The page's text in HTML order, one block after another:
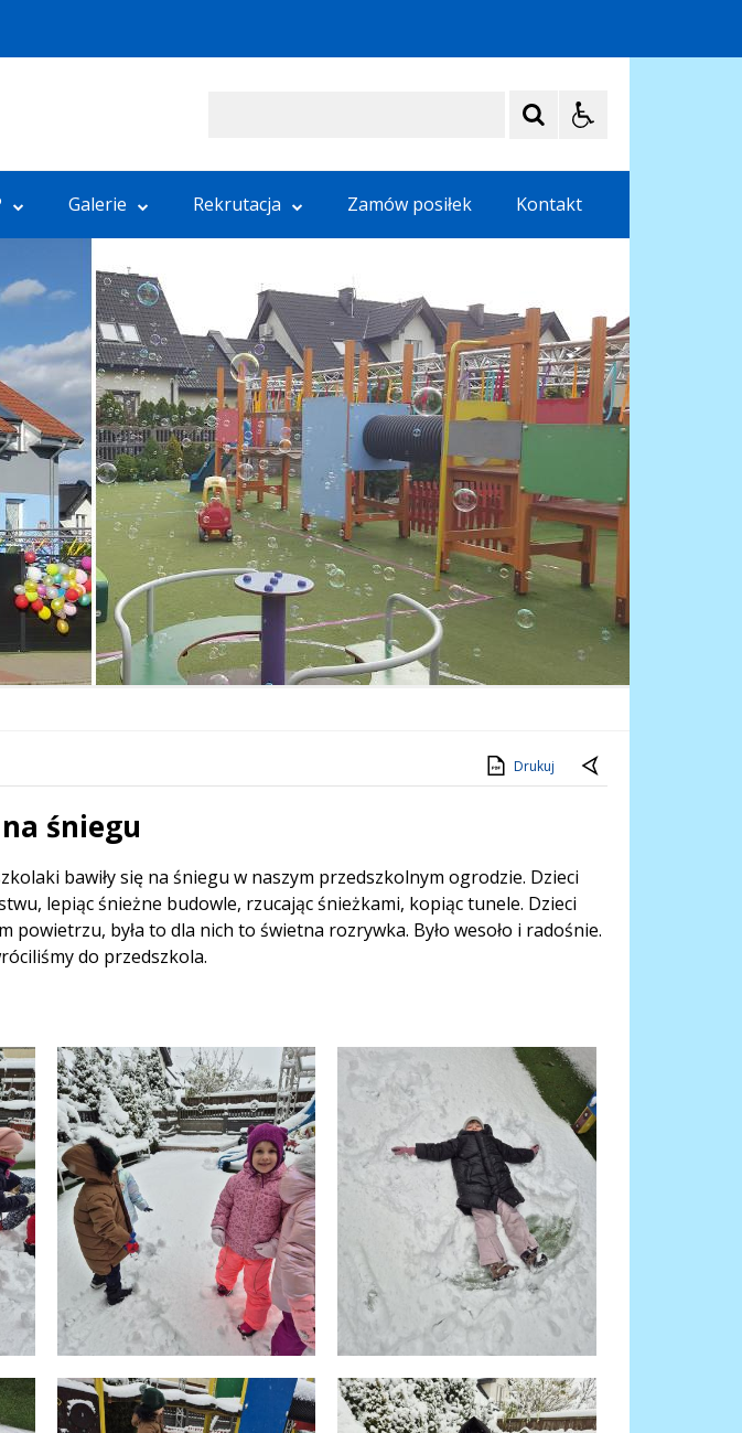
Galerie Rekrutacja Zamów posiłek Kontakt
Drukuj
śniegu
bawiły się na śniegu w naszym przedszkolnym ogrodzie. Dzieci
lepiąc śnieżne budowle, rzucając śnieżkami, kopiąc tunele. Dzieci
powietrzu, była to dla nich to świetna rozrywka. Było wesoło i radośnie.
do przedszkola.